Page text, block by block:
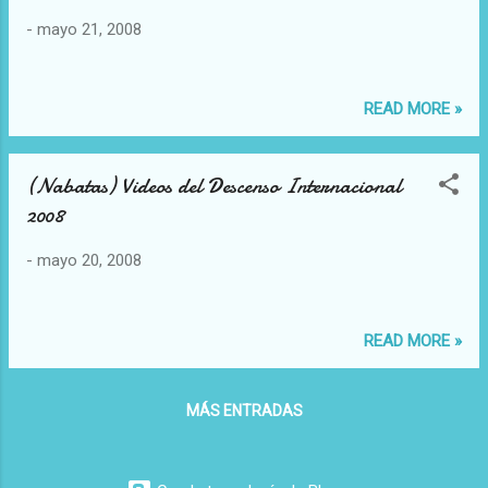
- mayo 21, 2008
READ MORE »
(Nabatas) Videos del Descenso Internacional
2008
- mayo 20, 2008
READ MORE »
MÁS ENTRADAS